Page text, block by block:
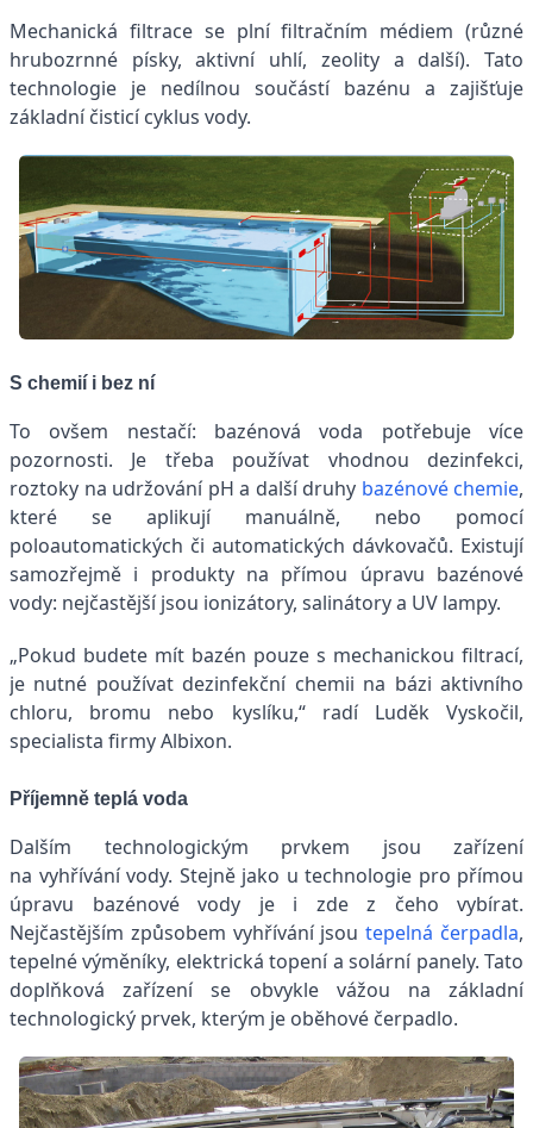
Mechanická filtrace se plní filtračním médiem (různé
hrubozrnné písky, aktivní uhlí, zeolity a další). Tato
technologie je nedílnou součástí bazénu a zajišťuje
základní čisticí cyklus vody.
S chemií i bez ní
To ovšem nestačí: bazénová voda potřebuje více
pozornosti. Je třeba používat vhodnou dezinfekci,
roztoky na udržování pH a další druhy bazénové chemie,
které se aplikují manuálně, nebo pomocí
poloautomatických či automatických dávkovačů. Existují
samozřejmě i produkty na přímou úpravu bazénové
vody: nejčastější jsou ionizátory, salinátory a UV lampy.
„Pokud budete mít bazén pouze s mechanickou filtrací,
je nutné používat dezinfekční chemii na bázi aktivního
chloru, bromu nebo kyslíku,“ radí Luděk Vyskočil,
specialista firmy Albixon.
Příjemně teplá voda
Dalším technologickým prvkem jsou zařízení
na vyhřívání vody. Stejně jako u technologie pro přímou
úpravu bazénové vody je i zde z čeho vybírat.
Nejčastějším způsobem vyhřívání jsoutepelná čerpadla,
tepelné výměníky, elektrická topení a solární panely. Tato
doplňková zařízení se obvykle vážou na základní
technologický prvek, kterým je oběhové čerpadlo.